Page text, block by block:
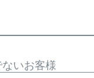
いお客様